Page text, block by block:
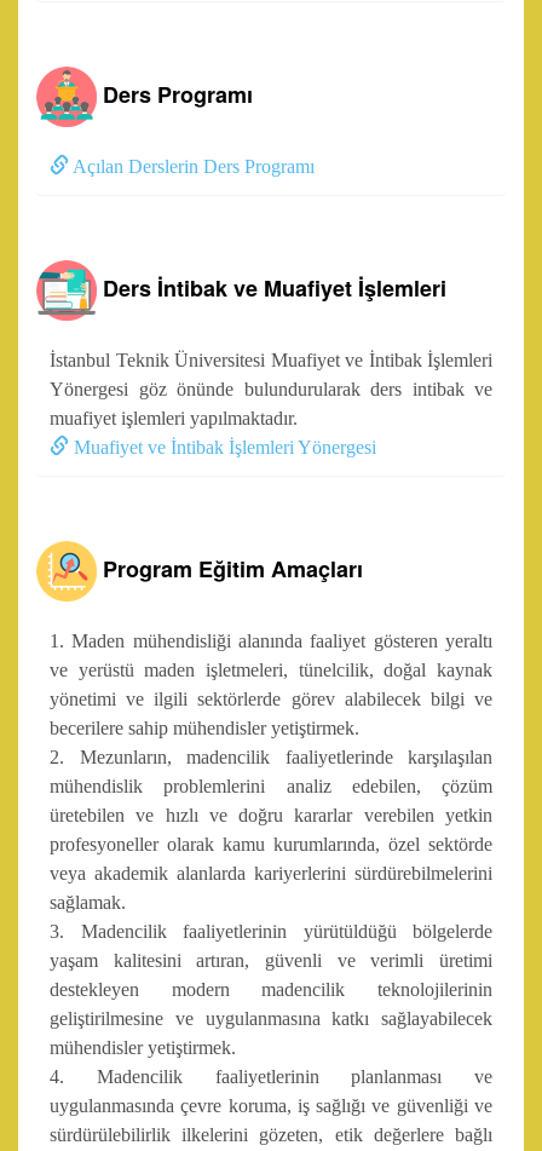
Ders Programı
Açılan Derslerin Ders Programı
Ders İntibak ve Muafiyet İşlemleri
İstanbul Teknik Üniversitesi Muafiyet ve İntibak İşlemleri
Yönergesi göz önünde bulundurularak ders intibak ve
muafiyet işlemleri yapılmaktadır.
Muafiyet ve İntibak İşlemleri Yönergesi
Program Eğitim Amaçları
1. Maden mühendisliği alanında faaliyet gösteren yeraltı
ve yerüstü maden işletmeleri, tünelcilik, doğal kaynak
yönetimi ve ilgili sektörlerde görev alabilecek bilgi ve
becerilere sahip mühendisler yetiştirmek.
2. Mezunların, madencilik faaliyetlerinde karşılaşılan
mühendislik problemlerini analiz edebilen, çözüm
üretebilen ve hızlı ve doğru kararlar verebilen yetkin
profesyoneller olarak kamu kurumlarında, özel sektörde
veya akademik alanlarda kariyerlerini sürdürebilmelerini
sağlamak.
3. Madencilik faaliyetlerinin yürütüldüğü bölgelerde
yaşam kalitesini artıran, güvenli ve verimli üretimi
destekleyen modern madencilik teknolojilerinin
geliştirilmesine ve uygulanmasına katkı sağlayabilecek
mühendisler yetiştirmek.
4. Madencilik faaliyetlerinin planlanması ve
uygulanmasında çevre koruma, iş sağlığı ve güvenliği ve
sürdürülebilirlik ilkelerini gözeten, etik değerlere bağlı